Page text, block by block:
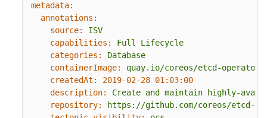
作
服
务
包
目
录
metadata:
annotations:
source:
ISV
capabilities:
Full
Lifecycle
categories:
Database
containerImage:
quay.io/coreos/etcd-
createdAt:
2019-02-28 01:03:00
description:
Create and maintain
highly-
repository:
https://github.com/coreos/etcd-